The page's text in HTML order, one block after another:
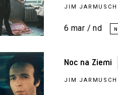
JIM JARMUSCH
6 mar / nd
Noc na Ziemi
JIM JARMUSCH